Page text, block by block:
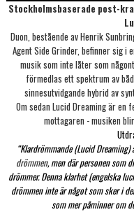
Stockholmsbaserade post-
Duon, bestående av Henrik
Agent Side Grinder, befinner sig
musik som inte låter som
förmedlas ett spektrum av
sinnesutvidgande hybrid av
Om sedan Lucid Dreaming är
mottagaren - musiken
“Klardrömmande (Lucid
drömmen, men där personen som
drömmer. Denna klarhet (engelska
drömmen inte är något som sker i
som mer påminner om